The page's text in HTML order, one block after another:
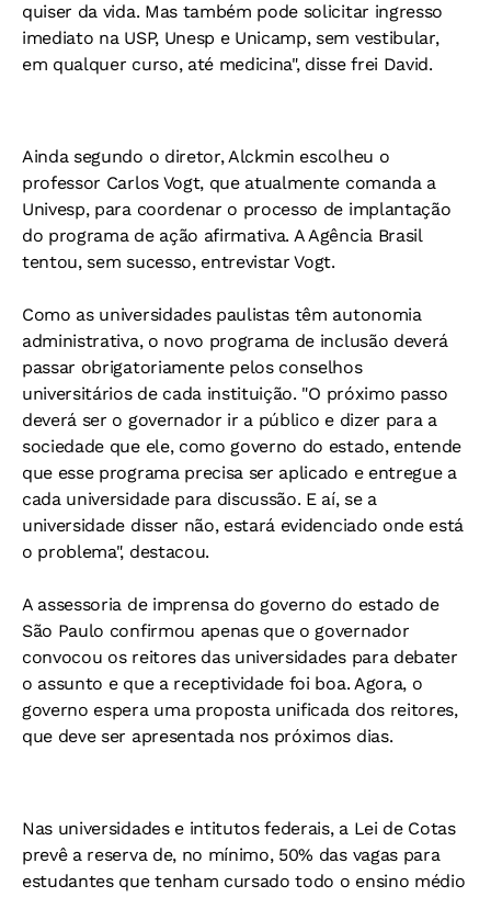
quiser da vida. Mas também pode solicitar ingresso
imediato na USP, Unesp e Unicamp, sem vestibular,
em qualquer curso, até medicina", disse frei David.
Ainda segundo o diretor, Alckmin escolheu o
professor Carlos Vogt, que atualmente comanda a
Univesp, para coordenar o processo de implantação
do programa de ação afirmativa. A Agência Brasil
tentou, sem sucesso, entrevistar Vogt.
Como as universidades paulistas têm autonomia
administrativa, o novo programa de inclusão deverá
passar obrigatoriamente pelos conselhos
universitários de cada instituição. "O próximo passo
deverá ser o governador ir a público e dizer para a
sociedade que ele, como governo do estado, entende
que esse programa precisa ser aplicado e entregue a
cada universidade para discussão. E aí, se a
universidade disser não, estará evidenciado onde está
o problema", destacou.
A assessoria de imprensa do governo do estado de
São Paulo confirmou apenas que o governador
convocou os reitores das universidades para debater
o assunto e que a receptividade foi boa. Agora, o
governo espera uma proposta unificada dos reitores,
que deve ser apresentada nos próximos dias.
Nas universidades e intitutos federais, a Lei de Cotas
prevê a reserva de, no mínimo, 50% das vagas para
estudantes que tenham cursado todo o ensino médio